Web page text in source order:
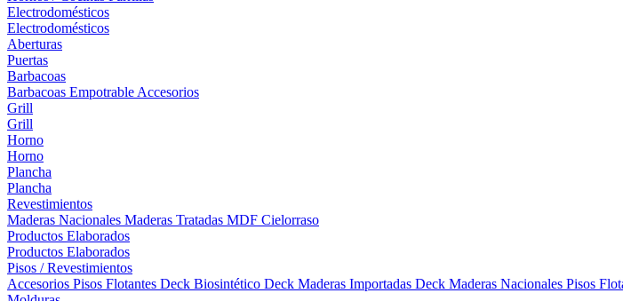
Electrodomésticos
Electrodomésticos
Aberturas
Puertas
Barbacoas
Barbacoas Empotrable Accesorios
Grill
Grill
Horno
Horno
Plancha
Plancha
Revestimientos
Maderas Nacionales Maderas Tratadas MDF Cielorraso
Productos Elaborados
Productos Elaborados
Pisos / Revestimientos
Accesorios Pisos Flotantes Deck Biosintético Deck Maderas Importadas Deck Maderas Nacionales Pisos